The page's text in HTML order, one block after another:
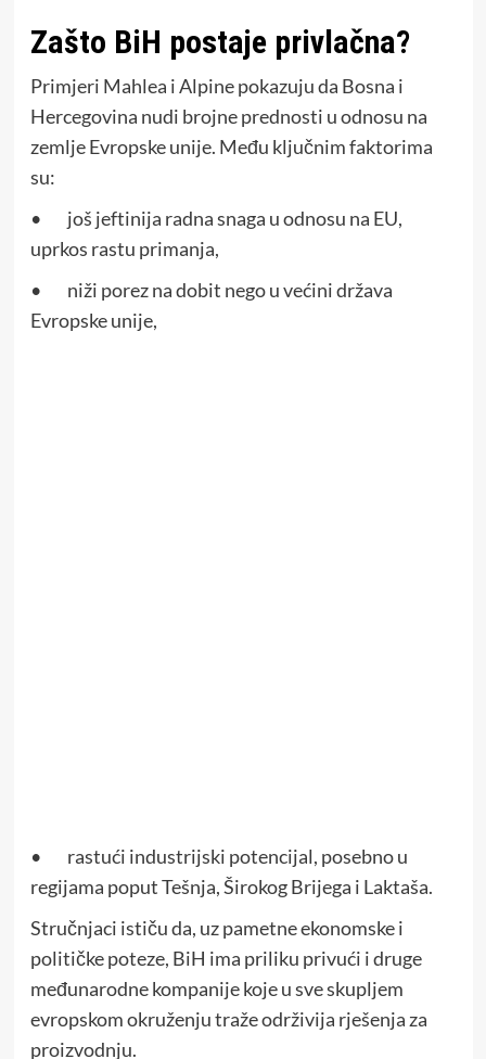
Zašto BiH postaje privlačna?
Primjeri Mahlea i Alpine pokazuju da Bosna i
Hercegovina nudi brojne prednosti u odnosu na
zemlje Evropske unije. Među ključnim faktorima
su:
• još jeftinija radna snaga u odnosu na EU,
uprkos rastu primanja,
• niži porez na dobit nego u većini država
Evropske unije,
• rastući industrijski potencijal, posebno u
regijama poput Tešnja, Širokog Brijega i Laktaša.
Stručnjaci ističu da, uz pametne ekonomske i
političke poteze, BiH ima priliku privući i druge
međunarodne kompanije koje u sve skupljem
evropskom okruženju traže održivija rješenja za
proizvodnju.